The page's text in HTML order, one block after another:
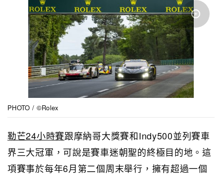
PHOTO / ©Rolex
勒芒24小時賽跟摩納哥大獎賽和Indy500並列賽車
界三大冠軍，可說是賽車迷朝聖的終極目的地。這
項賽事於每年6月第二個周末舉行，擁有超過一個